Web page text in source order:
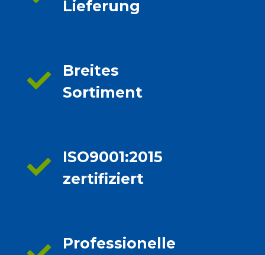
Lieferung
Breites
Sortiment
ISO9001:2015
zertifiziert
Professionelle